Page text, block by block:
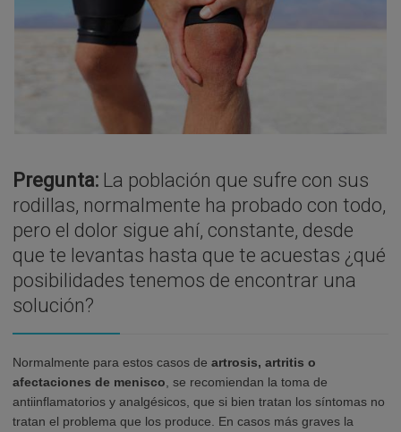
Pregunta: La población que sufre con sus
rodillas, normalmente ha probado con todo,
pero el dolor sigue ahí, constante, desde
que te levantas hasta que te acuestas ¿qué
posibilidades tenemos de encontrar una
solución?
Normalmente para estos casos de artrosis, artritis o
afectaciones de menisco, se recomiendan la toma de
antiinflamatorios y analgésicos, que si bien tratan los síntomas no
tratan el problema que los produce. En casos más graves la